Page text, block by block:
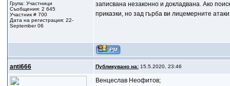
Група: Участници
Съобщения: 2 645
Участник # 700
Дата на регистрация: 22-
September 06
записвана незаконно и докладвана. Ако
приказки, но зад гърба ви лицемерните
anti666 Публикувано на:15.5.2020, 23:46
Венцеслав Неофитов;